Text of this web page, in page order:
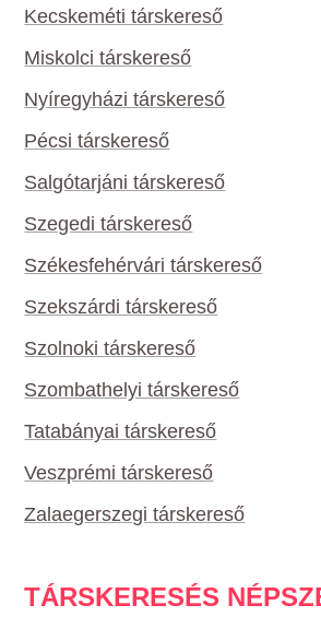
Kecskeméti társkereső
Miskolci társkereső
Nyíregyházi társkereső
Pécsi társkereső
Salgótarjáni társkereső
Szegedi társkereső
Székesfehérvári társkereső
Szekszárdi társkereső
Szolnoki társkereső
Szombathelyi társkereső
Tatabányai társkereső
Veszprémi társkereső
Zalaegerszegi társkereső
TÁRSKERESÉS